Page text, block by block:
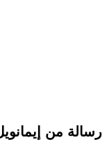
رسالة من